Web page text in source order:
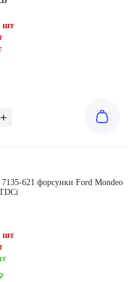
шт
+
621 форсунки Ford Mondeo
шт